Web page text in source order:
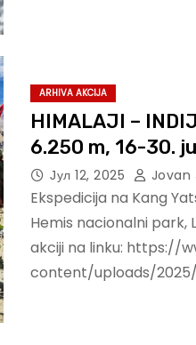
ARHIVA AKCIJA
HIMALAJI –
6.250 m, 16-30.
Јул 12, 2025 Jovan
Ekspedicija na Kang
Hemis nacionalni park,
akciji na linku: https://
content/uploads/